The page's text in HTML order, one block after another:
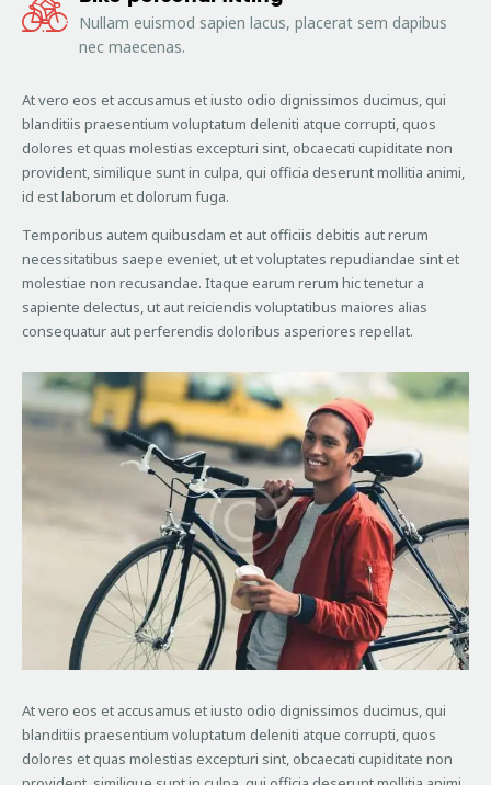
Nullam euismod sapien lacus, placerat sem dapibus
nec maecenas.
At vero eos et accusamus et iusto odio dignissimos ducimus, qui
blanditiis praesentium voluptatum deleniti atque corrupti, quos
dolores et quas molestias excepturi sint, obcaecati cupiditate non
provident, similique sunt in culpa, qui officia deserunt mollitia animi,
id est laborum et dolorum fuga.
Temporibus autem quibusdam et aut officiis debitis aut rerum
necessitatibus saepe eveniet, ut et voluptates repudiandae sint et
molestiae non recusandae. Itaque earum rerum hic tenetur a
sapiente delectus, ut aut reiciendis voluptatibus maiores alias
consequatur aut perferendis doloribus asperiores repellat.
At vero eos et accusamus et iusto odio dignissimos ducimus, qui
blanditiis praesentium voluptatum deleniti atque corrupti, quos
dolores et quas molestias excepturi sint, obcaecati cupiditate non